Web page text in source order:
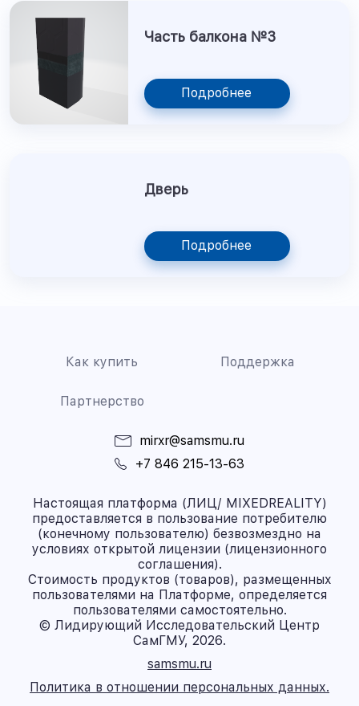
Часть балкона №3
Подробнее
Дверь
Подробнее
Как купить Поддержка
Партнерство
mirxr@samsmu.ru
+7 846 215-13-63
Настоящая платформа (ЛИЦ/ MIXEDREALITY)
предоставляется в пользование потребителю
(конечному пользователю) безвозмездно на
условиях открытой лицензии (лицензионного
соглашения).
Стоимость продуктов (товаров), размещенных
пользователями на Платформе, определяется
пользователями самостоятельно.
© Лидирующий Исследовательский Центр
СамГМУ, 2026.
samsmu.ru
Политика в отношении персональных данных.